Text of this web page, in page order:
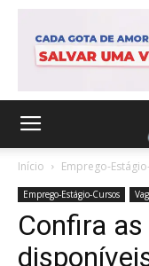
Início Emprego-
Emprego-Estágio-Cursos
Confira